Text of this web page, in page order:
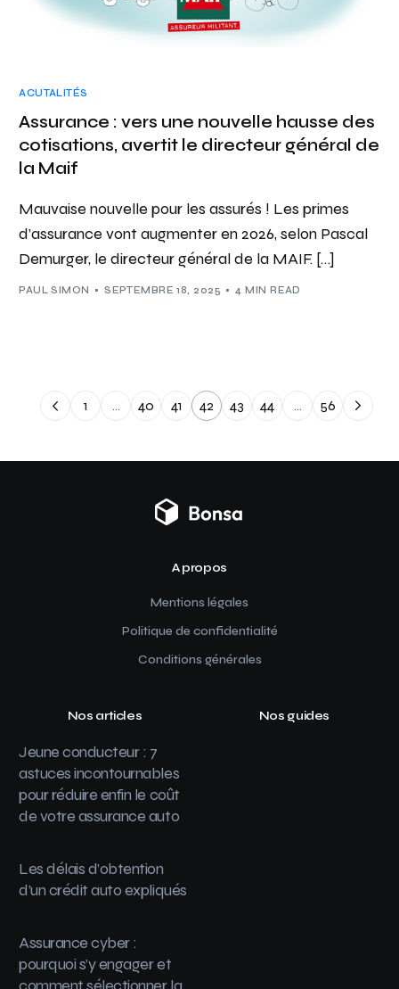
ACUTALITÉS
Assurance : vers une nouvelle hausse des
cotisations, avertit le directeur général de
la Maif
Mauvaise nouvelle pour les assurés ! Les primes
d’assurance vont augmenter en 2026, selon Pascal
Demurger, le directeur général de la MAIF. […]
PAUL SIMON SEPTEMBRE 18, 2025 4 MIN READ
1 … 40 41 42 43 44 … 56
A propos
Mentions légales
Politique de confidentialité
Conditions générales
Nos articles
Jeune conducteur : 7
astuces incontournables
pour réduire enfin le coût
de votre assurance auto
Les délais d’obtention
d’un crédit auto expliqués
Assurance cyber :
pourquoi s’y engager et
Nos guides